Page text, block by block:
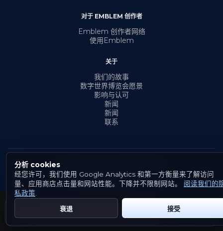
对于 EMBLEM 创作者
Emblem 创作者网络
使用Emblem
关于
我们的故事
数字世界博览会愿景
影响与认可
新闻
新闻
联系
© {年份} Emblem。保留所有权利。
条款与条件隐私政策Cookies
Get Emblem on Google Play App Store
分析 cookies
经您许可，我们使用 Google Analytics 和第一方衡量来了解访问
量、应用商店点击量和网站性能。下降并不限制网站。
阅读我们的
私政策
衰退
接受